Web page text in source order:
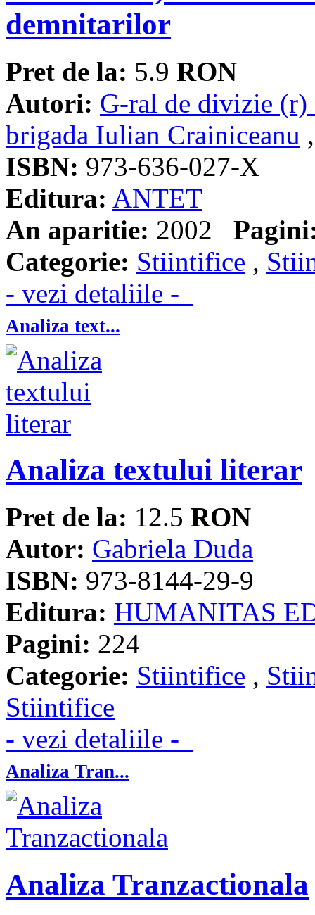
demnitarilor
Pret de la: 5.9 RON
Autori: G-ral de divizie (r)
brigada Iulian Crainiceanu
ISBN: 973-636-027-X
Editura: ANTET
An aparitie: 2002
Categorie: Stiintifice ,
- vezi detaliile -
Analiza text...
Analiza textului literar
Pret de la: 12.5 RON
Autor: Gabriela Duda
ISBN: 973-8144-29-9
Editura: HUMANITAS
Pagini: 224
Categorie: Stiintifice ,
Stiintifice
- vezi detaliile -
Analiza Tran...
Analiza Tranzactionala